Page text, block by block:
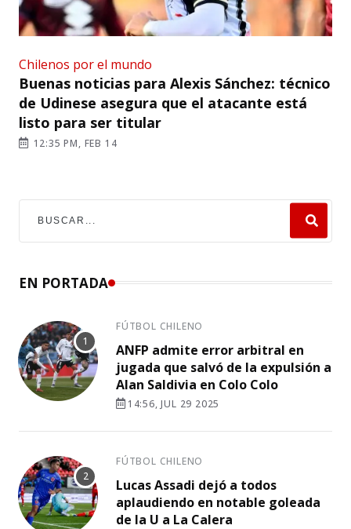
Chilenos por el mundo
Buenas noticias para Alexis Sánchez: técnico
de Udinese asegura que el atacante está
listo para ser titular
12:35 PM, FEB 14
EN PORTADA
FÚTBOL CHILENO
ANFP admite error arbitral en
jugada que salvó de la expulsión a
Alan Saldivia en Colo Colo
14:56, JUL 29 2025
FÚTBOL CHILENO
Lucas Assadi dejó a todos
aplaudiendo en notable goleada
de la U a La Calera